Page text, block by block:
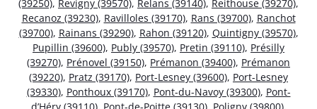
(39250), Revigny (39570), Relans (39140), Reithouse (39270),
Recanoz (39230), Ravilloles (39170), Rans (39700), Ranchot
(39700), Rainans (39290), Rahon (39120), Quintigny (39570),
Pupillin (39600), Publy (39570), Pretin (39110), Présilly
(39270), Prénovel (39150), Prémanon (39400), Prémanon
(39220), Pratz (39170), Port-Lesney (39600), Port-Lesney
(39330), Ponthoux (39170), Pont-du-Navoy (39300), Pont-